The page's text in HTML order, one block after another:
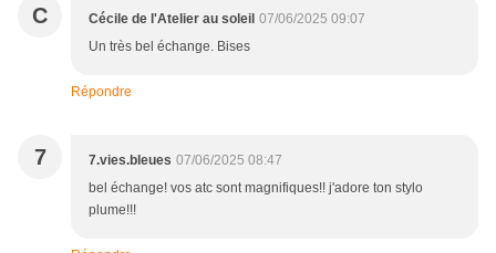
C Cécile de l'Atelier au soleil 07/06/2025 09:07
Un très bel échange. Bises
Répondre
7 7.vies.bleues 07/06/2025 08:47
bel échange! vos atc sont magnifiques!! j'adore ton stylo
plume!!!